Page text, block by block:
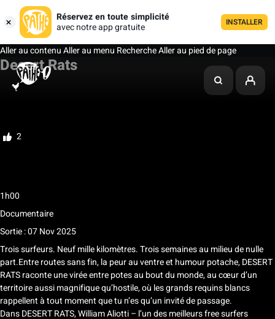
Réservez en toute simplicité
avec notre app gratuite
INSTALLER
Aller au contenuAller au menu RechercheAller au pied de page
Desert Rats
Ma liste
2
1h00
Documentaire
Sortie : 07 Nov 2025
Trois surfeurs. Neuf mille kilomètres. Trois semaines au milieu de nulle
part.Entre routes sans fin, la peur au ventre et humour potache, DESERT
RATS raconte une virée entre potes au bout du monde, au cœur d’un
territoire aussi magnifique qu’hostile, où les grands requins blancs
rappellent à tout moment que tu n’es qu’un invité de passage.
Dans DESERT RATS, William Aliotti – l’un des meilleurs free surfers